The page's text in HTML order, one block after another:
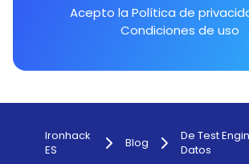
Acepto la Política de
Condiciones de uso
Ironhack
ES
Blog
De Test
Datos